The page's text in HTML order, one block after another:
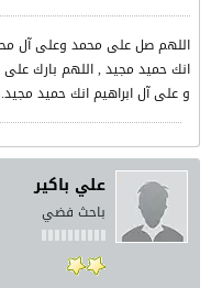
اللهم صل على محمد وعلى آل
انك حميد مجيد , اللهم بارك
و على آل ابراهيم انك حميد
علي باكير
باحث فضي